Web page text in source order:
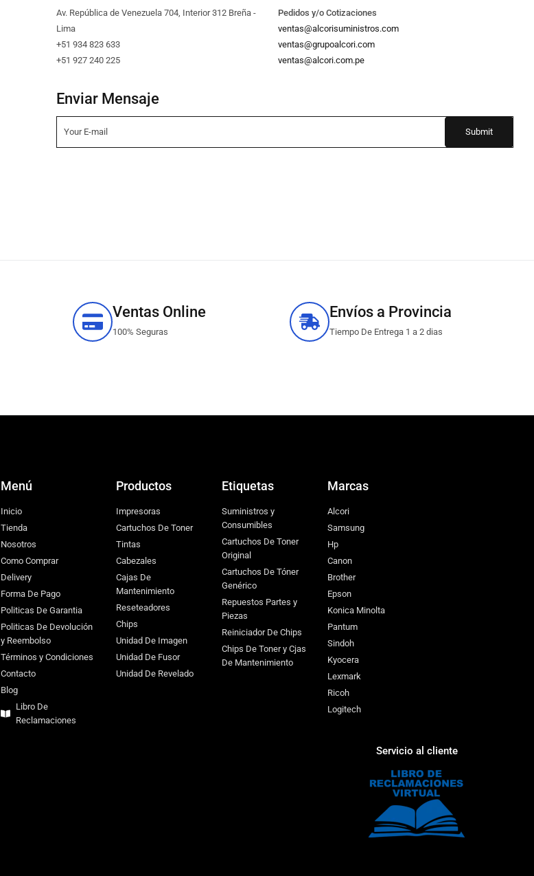
Av. República de Venezuela 704, Interior 312 Breña -
Lima
+51 934 823 633
+51 927 240 225​
Pedidos y/o Cotizaciones
ventas@alcorisuministros.com
ventas@grupoalcori.com
ventas@alcori.com.pe
Enviar Mensaje
Ventas Online
100% Seguras
Envíos a Provincia
Tiempo De Entrega 1 a 2 dias
Menú
Inicio
Tienda
Nosotros
Como Comprar
Delivery
Forma De Pago
Politicas De Garantia
Politicas De Devolución
y Reembolso
Términos y Condiciones
Contacto
Blog
Libro De
Reclamaciones
Productos
Impresoras
Cartuchos De Toner
Tintas
Cabezales
Cajas De
Mantenimiento
Reseteadores
Chips
Unidad De Imagen
Unidad De Fusor
Unidad De Revelado
Etiquetas
Suministros y
Consumibles
Cartuchos De Toner
Original
Cartuchos De Tóner
Genérico
Repuestos Partes y
Piezas
Reiniciador De Chips
Chips De Toner y Cjas
De Mantenimiento
Marcas
Alcori
Samsung
Hp
Canon
Brother
Epson
Konica Minolta
Pantum
Sindoh
Kyocera
Lexmark
Ricoh
Logitech
Servicio al cliente